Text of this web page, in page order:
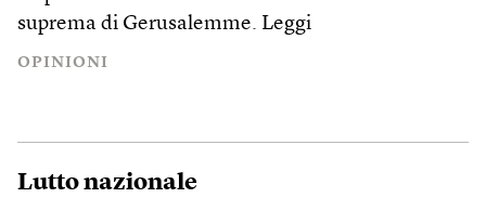
suprema di Gerusalemme. Leggi
OPINIONI
Lutto nazionale